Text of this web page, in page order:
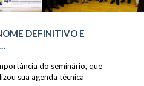
DEFINITIVO E
do seminário, que
sua agenda técnica